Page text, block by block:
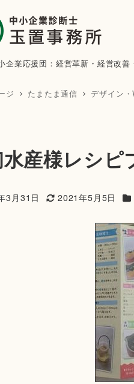
企業応援団：経営革新・経営改善
ジ たまたま通信 デザイン
産様レシピ
3月31日
更新日
2021年5月5日 カ